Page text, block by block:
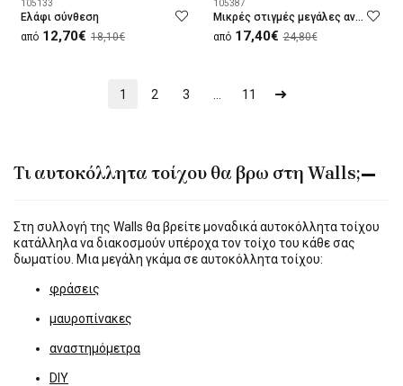
105133
Ελάφι σύνθεση
από 12,70€ 18,10€
105387
Μικρές στιγμές μεγάλες αναμνήσεις
από 17,40€ 24,80€
1 2 3 11
Τι αυτοκόλλητα τοίχου θα βρω στη Walls;
Στη συλλογή της Walls θα βρείτε μοναδικά αυτοκόλλητα τοίχου
κατάλληλα να διακοσμούν υπέροχα τον τοίχο του κάθε σας
δωματίου. Μια μεγάλη γκάμα σε αυτοκόλλητα τοίχου:
φράσεις
μαυροπίνακες
αναστημόμετρα
DIY